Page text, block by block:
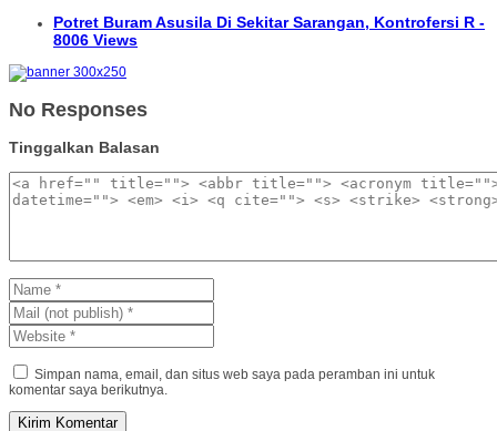
Potret Buram Asusila Di Sekitar Sarangan, Kontrofersi R -
8006 Views
No Responses
Tinggalkan Balasan
Simpan nama, email, dan situs web saya pada peramban ini untuk
komentar saya berikutnya.